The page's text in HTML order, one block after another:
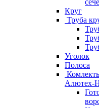
Круг
Труба
Уголок
Полоса
Алютех-